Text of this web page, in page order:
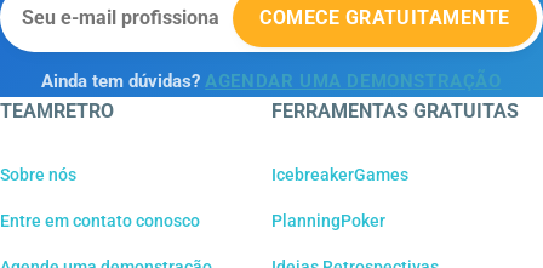
COMECE GRATUITAMENTE
Ainda tem dúvidas?AGENDAR UMA DEMONSTRAÇÃO
TEAMRETRO
Sobre nós
Entre em contato conosco
FERRAMENTAS GRATUITAS
IcebreakerGames
PlanningPoker